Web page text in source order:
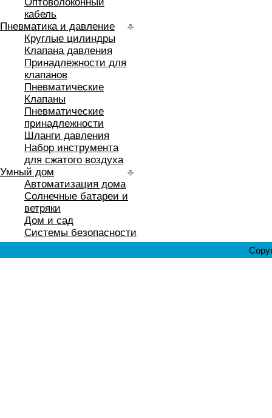
кабель
Пневматика и давление
Круглые цилиндры
Клапана давления
Принадлежности для
клапанов
Пневматические
Клапаны
Пневматические
принадлежности
Шланги давления
Набор инструмента
для сжатого воздуха
Умный дом
Автоматизация дома
Солнечные батареи и
ветряки
Дом и сад
Системы безопасности